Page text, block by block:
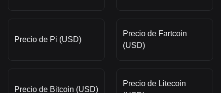
Precio de Pi (USD)
Precio de Fartcoin
(USD)
Precio de Bitcoin (USD)
Precio de Litecoin